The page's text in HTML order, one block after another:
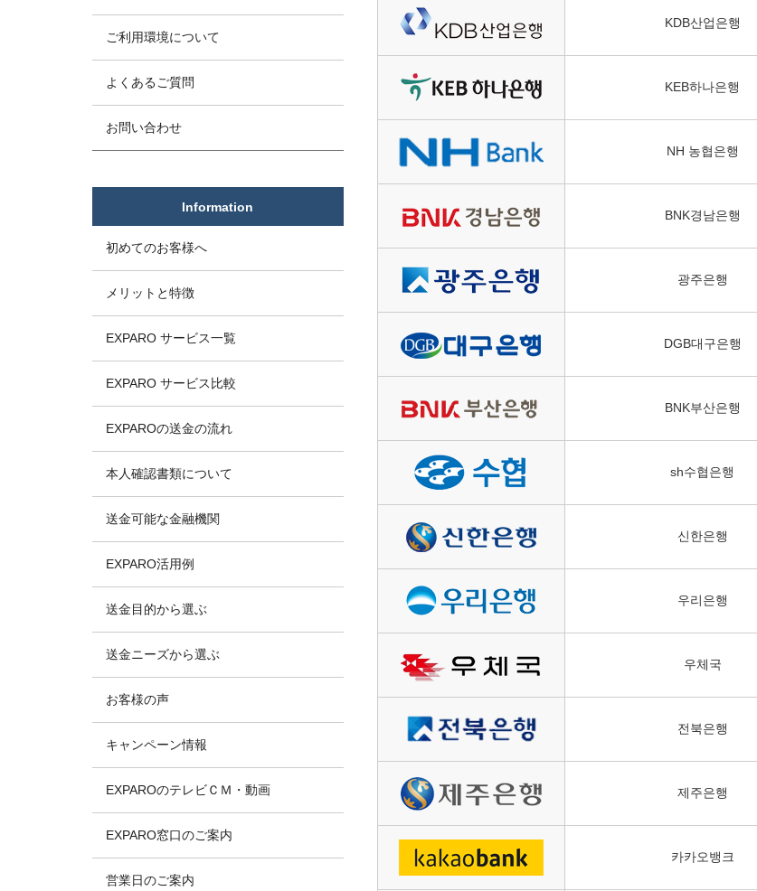
KDB산업은행
KEB하나은행
NH 농협은행
BNK경남은행
광주은행
DGB대구은행
BNK부산은행
sh수협은행
신한은행
우리은행
우체국
전북은행
제주은행
카카오뱅크
ご利用環境について
よくあるご質問
お問い合わせ
Information
初めてのお客様へ
メリットと特徴
EXPARO サービス一覧
EXPARO サービス比較
EXPAROの送金の流れ
本人確認書類について
送金可能な金融機関
EXPARO活用例
送金目的から選ぶ
送金ニーズから選ぶ
お客様の声
キャンペーン情報
EXPAROのテレビＣＭ・動画
EXPARO窓口のご案内
営業日のご案内